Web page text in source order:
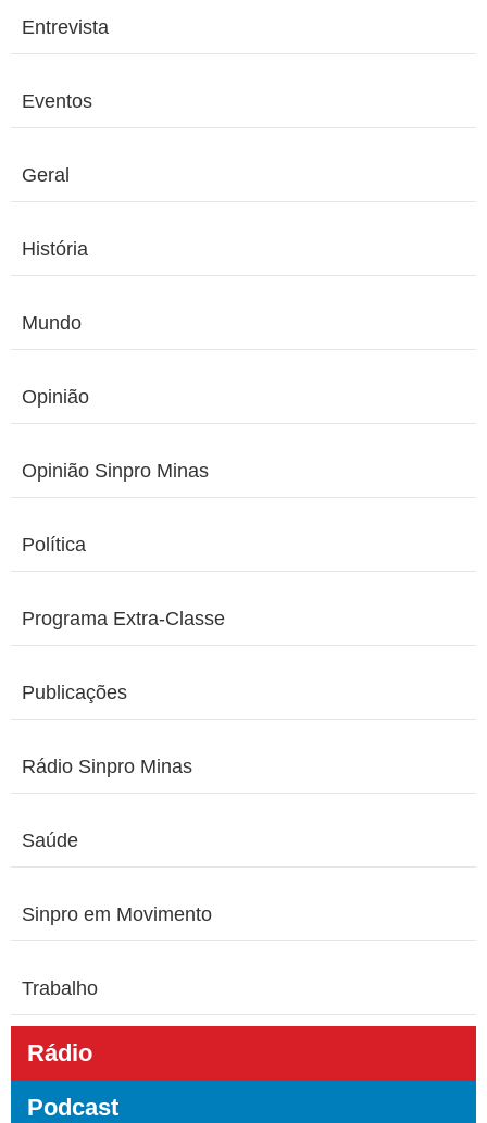
Entrevista
Eventos
Geral
História
Mundo
Opinião
Opinião Sinpro Minas
Política
Programa Extra-Classe
Publicações
Rádio Sinpro Minas
Saúde
Sinpro em Movimento
Trabalho
Rádio
Podcast